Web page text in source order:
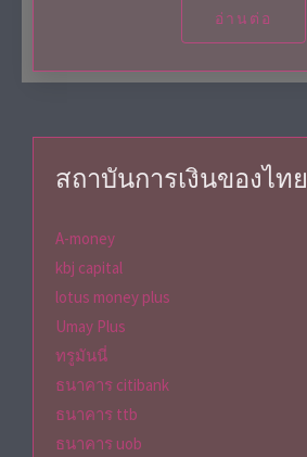
อ่านต่อ
สถาบันการเงินของไทย
A-money
kbj capital
lotus money plus
Umay Plus
ทรูมันนี่
ธนาคาร citibank
ธนาคาร ttb
ธนาคาร uob